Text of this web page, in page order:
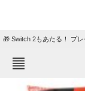
🎁 Switch 2もあたる！ プ